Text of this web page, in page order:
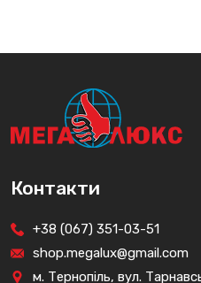
Контакти
+38 (067) 351-03-51
shop.megalux@gmail.com
м. Тернопіль, вул.